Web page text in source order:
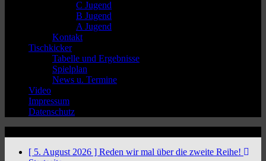
C Jugend
B Jugend
A Jugend
Kontakt
Tischkicker
Tabelle und Ergebnisse
Spielplan
News u. Termine
Video
Impressum
Datenschutz
[ 5. August 2026 ] Reden wir mal über die zweite Reihe!